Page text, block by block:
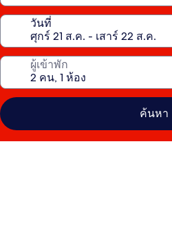
วันที่
ผู้เข้าพัก
ค้นหา